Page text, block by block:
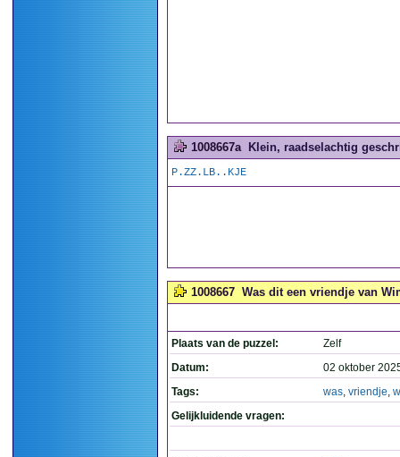
1008667a Klein, raadselachtig
P.ZZ.LB..KJE
1008667 Was dit een vriendje van
Plaats van de puzzel:
Zelf
Datum:
02 oktober
Tags:
was, vriendje,
Gelijkluidende vragen: